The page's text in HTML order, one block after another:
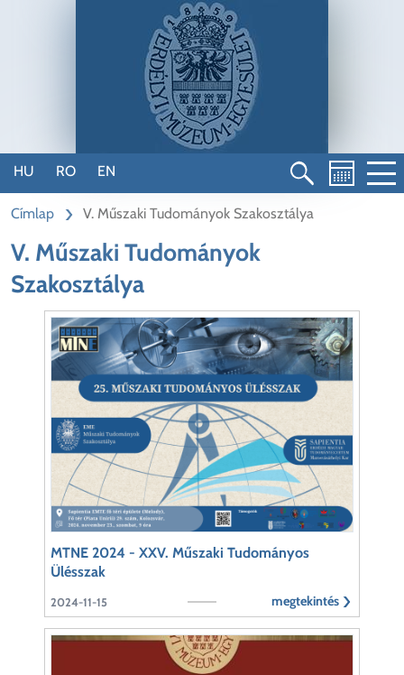
HU RO EN
Címlap V. Műszaki Tudományok Szakosztálya
V. Műszaki Tudományok
Szakosztálya
MTNE 2024 - XXV. Műszaki Tudományos
Ülésszak
megtekintés
2024-11-15